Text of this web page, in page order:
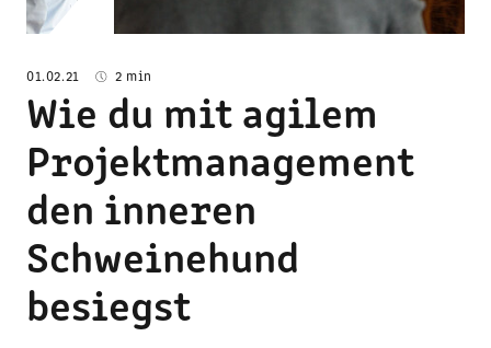
01.02.21 2 min
Wie du mit agilem
Projektmanagement
den inneren
Schweinehund
besiegst